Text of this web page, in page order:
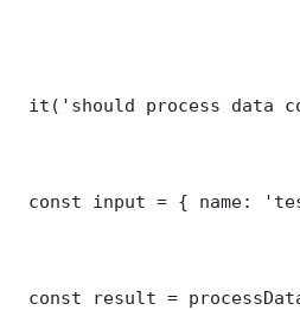
it('should process data
const input = { name:
const result =